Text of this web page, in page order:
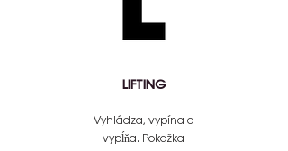
LIFTING
Vyhládza, vypína a
vypĺňa. Pokožka